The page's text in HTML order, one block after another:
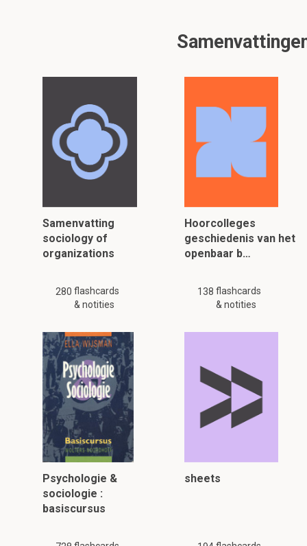
Samenvatting
sociology of
organizations
280 flashcards
& notities
Hoorcolleges
geschiedenis van het
openbaar b…
138 flashcards
& notities
Psychologie &
sociologie :
basiscursus
sheets